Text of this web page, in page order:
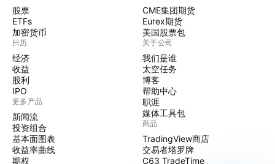
股票
ETFs
加密货币
日历
经济
收益
股利
IPO
更多产品
新闻流
投资组合
基本面图表
收益率曲线
期权
CME集团期货
Eurex期货
美国股票包
关于公司
我们是谁
太空任务
博客
帮助中心
职涯
媒体工具包
商品
TradingView商店
交易者塔罗牌
C63 TradeTime